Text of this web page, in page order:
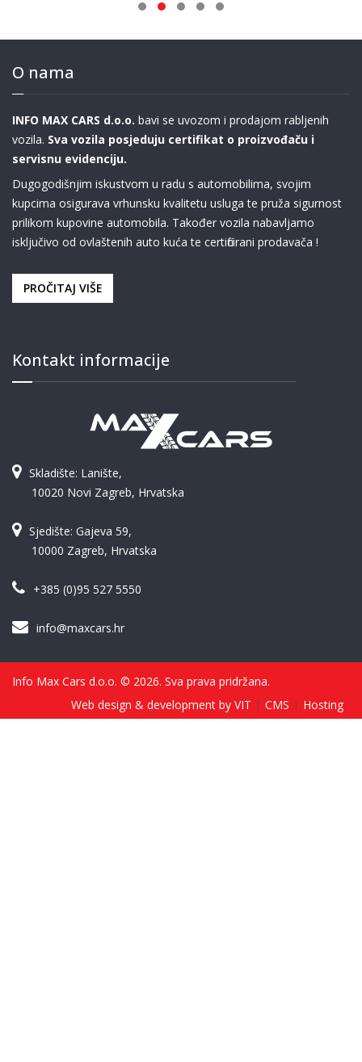
O nama
INFO MAX CARS d.o.o. bavi se uvozom i prodajom rabljenih
vozila. Sva vozila posjeduju certifikat o proizvođaču i
servisnu evidenciju.
Dugogodišnjim iskustvom u radu s automobilima, svojim
kupcima osigurava vrhunsku kvalitetu usluga te pruža sigurnost
prilikom kupovine automobila. Također vozila nabavljamo
isključivo od ovlaštenih auto kuća te certificirani prodavača !
PROČITAJ VIŠE
Kontakt informacije
Skladište: Lanište,
10020 Novi Zagreb, Hrvatska
Sjedište: Gajeva 59,
10000 Zagreb, Hrvatska
+385 (0)95 527 5550
info@maxcars.hr
Info Max Cars d.o.o. © 2026. Sva prava pridržana.
Web design & development by VIT
CMS Hosting